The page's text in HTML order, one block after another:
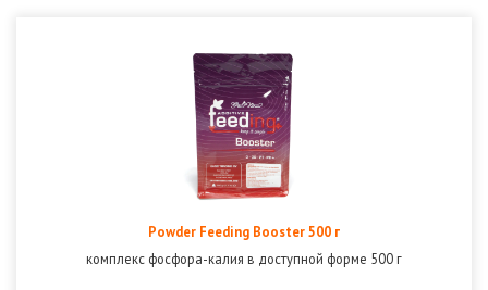
Powder Feeding Booster 500 г
комплекс фосфора-калия в доступной форме 500 г